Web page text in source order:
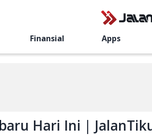
Finansial Apps
Hari Ini |